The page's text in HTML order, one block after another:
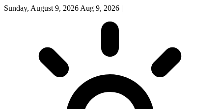
Sunday, August 9, 2026 Aug 9, 2026 |